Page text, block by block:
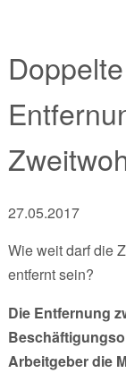
27.05.2017
Wie weit darf die
entfernt sein?
Die Entfernung
Arbeitgeber die